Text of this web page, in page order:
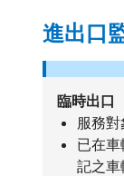
進出口
臨時出口
服務
已在
記之車